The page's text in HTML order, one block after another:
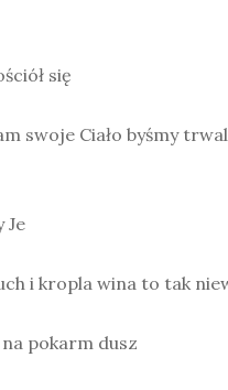
się
swoje Ciało byśmy
Je
i kropla wina to tak
pokarm dusz